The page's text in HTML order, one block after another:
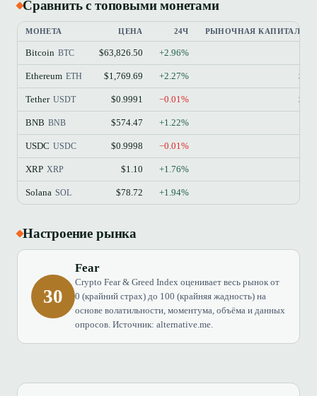
Сравнить с топовыми монетами
МОНЕТА ЦЕНА 24Ч РЫНОЧНАЯ
Bitcoin BTC $63,826.50 +2.96%
Ethereum ETH $1,769.69 +2.27%
Tether USDT $0.9991 −0.01%
BNB BNB $574.47 +1.22%
USDC USDC $0.9998 −0.01%
XRP XRP $1.10 +1.76%
Solana SOL $78.72 +1.94%
Настроение рынка
30
Fear
Crypto Fear & Greed Index оценивает весь рынок от
0 (крайний страх) до 100 (крайняя жадность) на
основе волатильности, моментума, объёма и данных
опросов. Источник: alternative.me.